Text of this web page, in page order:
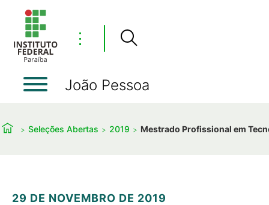
⋮
João Pessoa
Seleções Abertas 2019 Mestrado Profissional em
29 DE NOVEMBRO DE 2019